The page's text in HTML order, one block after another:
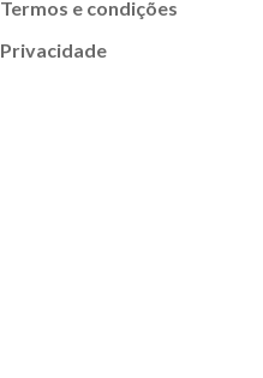
Termos e condições
Privacidade